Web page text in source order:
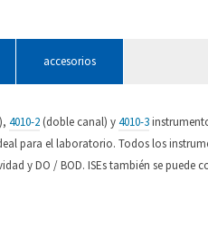
accesorios
4010-2(doble canal) y4010-3
para el laboratorio. Todos los
y DO / BOD. ISEs también se puede